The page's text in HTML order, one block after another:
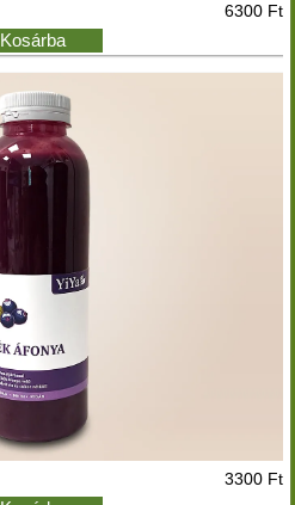
6300 Ft
Kosárba
3300 Ft